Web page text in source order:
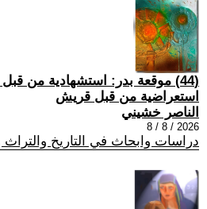
(44) موقعة بدر: استشهادية من قبل
استعراضية من قبل قريش
الناصر خشيني
2026 / 8 / 8
دراسات وابحاث في التاريخ والتراث